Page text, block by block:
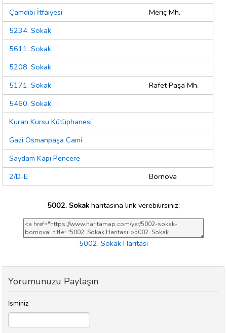
Çamdibi İtfaiyesi
Meriç Mh.
5234. Sokak
5611. Sokak
5208. Sokak
5171. Sokak
Rafet Paşa Mh.
5460. Sokak
Kuran Kursu Kütüphanesi
Gazi Osmanpaşa Cami
Saydam Kapı Pencere
2/D-E
Bornova
5002. Sokak haritasına link verebilirsiniz;
5002. Sokak Haritası
Yorumunuzu Paylaşın
İsminiz